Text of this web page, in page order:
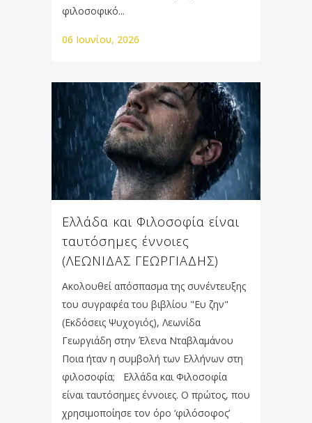
φιλοσοφικό...
06 Ιουνίου, 2026
Ελλάδα και Φιλοσοφία είναι
ταυτόσημες έννοιες
(ΛΕΩΝΙΔΑΣ ΓΕΩΡΓΙΑΔΗΣ)
Ακολουθεί απόσπασμα της συνέντευξης
του συγραφέα του βιβλίου "Ευ ζην"
(Εκδόσεις Ψυχογιός), Λεωνίδα
Γεωργιάδη στην Έλενα Νταβλαμάνου
Ποια ήταν η συμβολή των Ελλήνων στη
φιλοσοφία; Ελλάδα και Φιλοσοφία
είναι ταυτόσημες έννοιες. Ο πρώτος, που
χρησιμοποίησε τον όρο ‘φιλόσοφος’